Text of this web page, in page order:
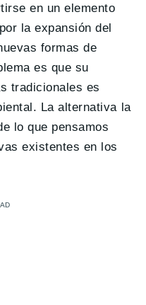
en un elemento
la expansión del
formas de
es que su
tradicionales es
La alternativa la
lo que pensamos
existentes en los